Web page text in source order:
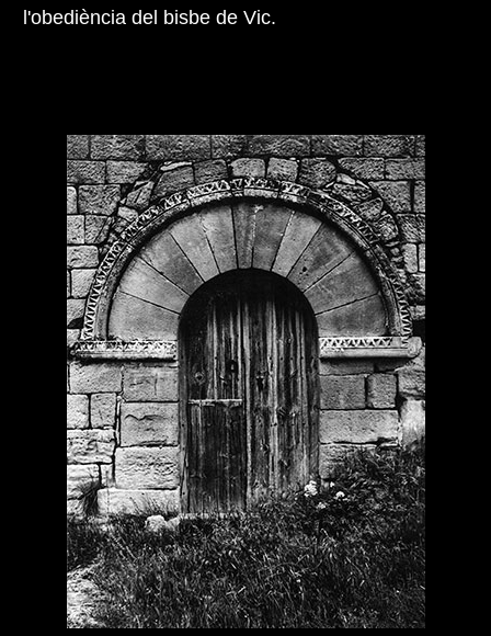
l'obediència del bisbe de Vic.